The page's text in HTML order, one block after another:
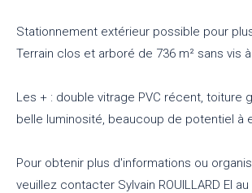
Stationnement extérieur possible pour
Terrain clos et arboré de 736 m² sans vis à
Les + : double vitrage PVC récent, toiture
belle luminosité, beaucoup de potentiel à
Pour obtenir plus d'informations ou
veuillez contacter Sylvain ROUILLARD EI au